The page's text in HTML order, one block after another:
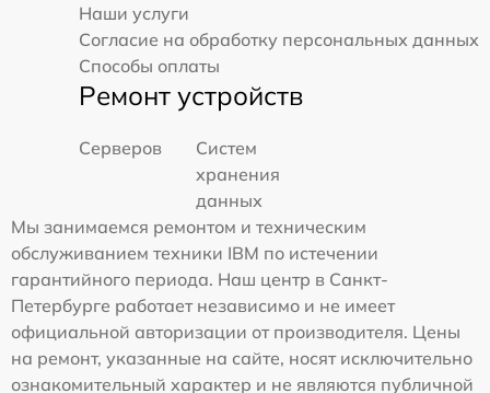
Наши услуги
Согласие на обработку персональных данных
Способы оплаты
Ремонт устройств
Серверов
Систем
хранения
данных
Мы занимаемся ремонтом и техническим
обслуживанием техники IBM по истечении
гарантийного периода. Наш центр в Санкт-
Петербурге работает независимо и не имеет
официальной авторизации от производителя. Цены
на ремонт, указанные на сайте, носят исключительно
ознакомительный характер и не являются публичной